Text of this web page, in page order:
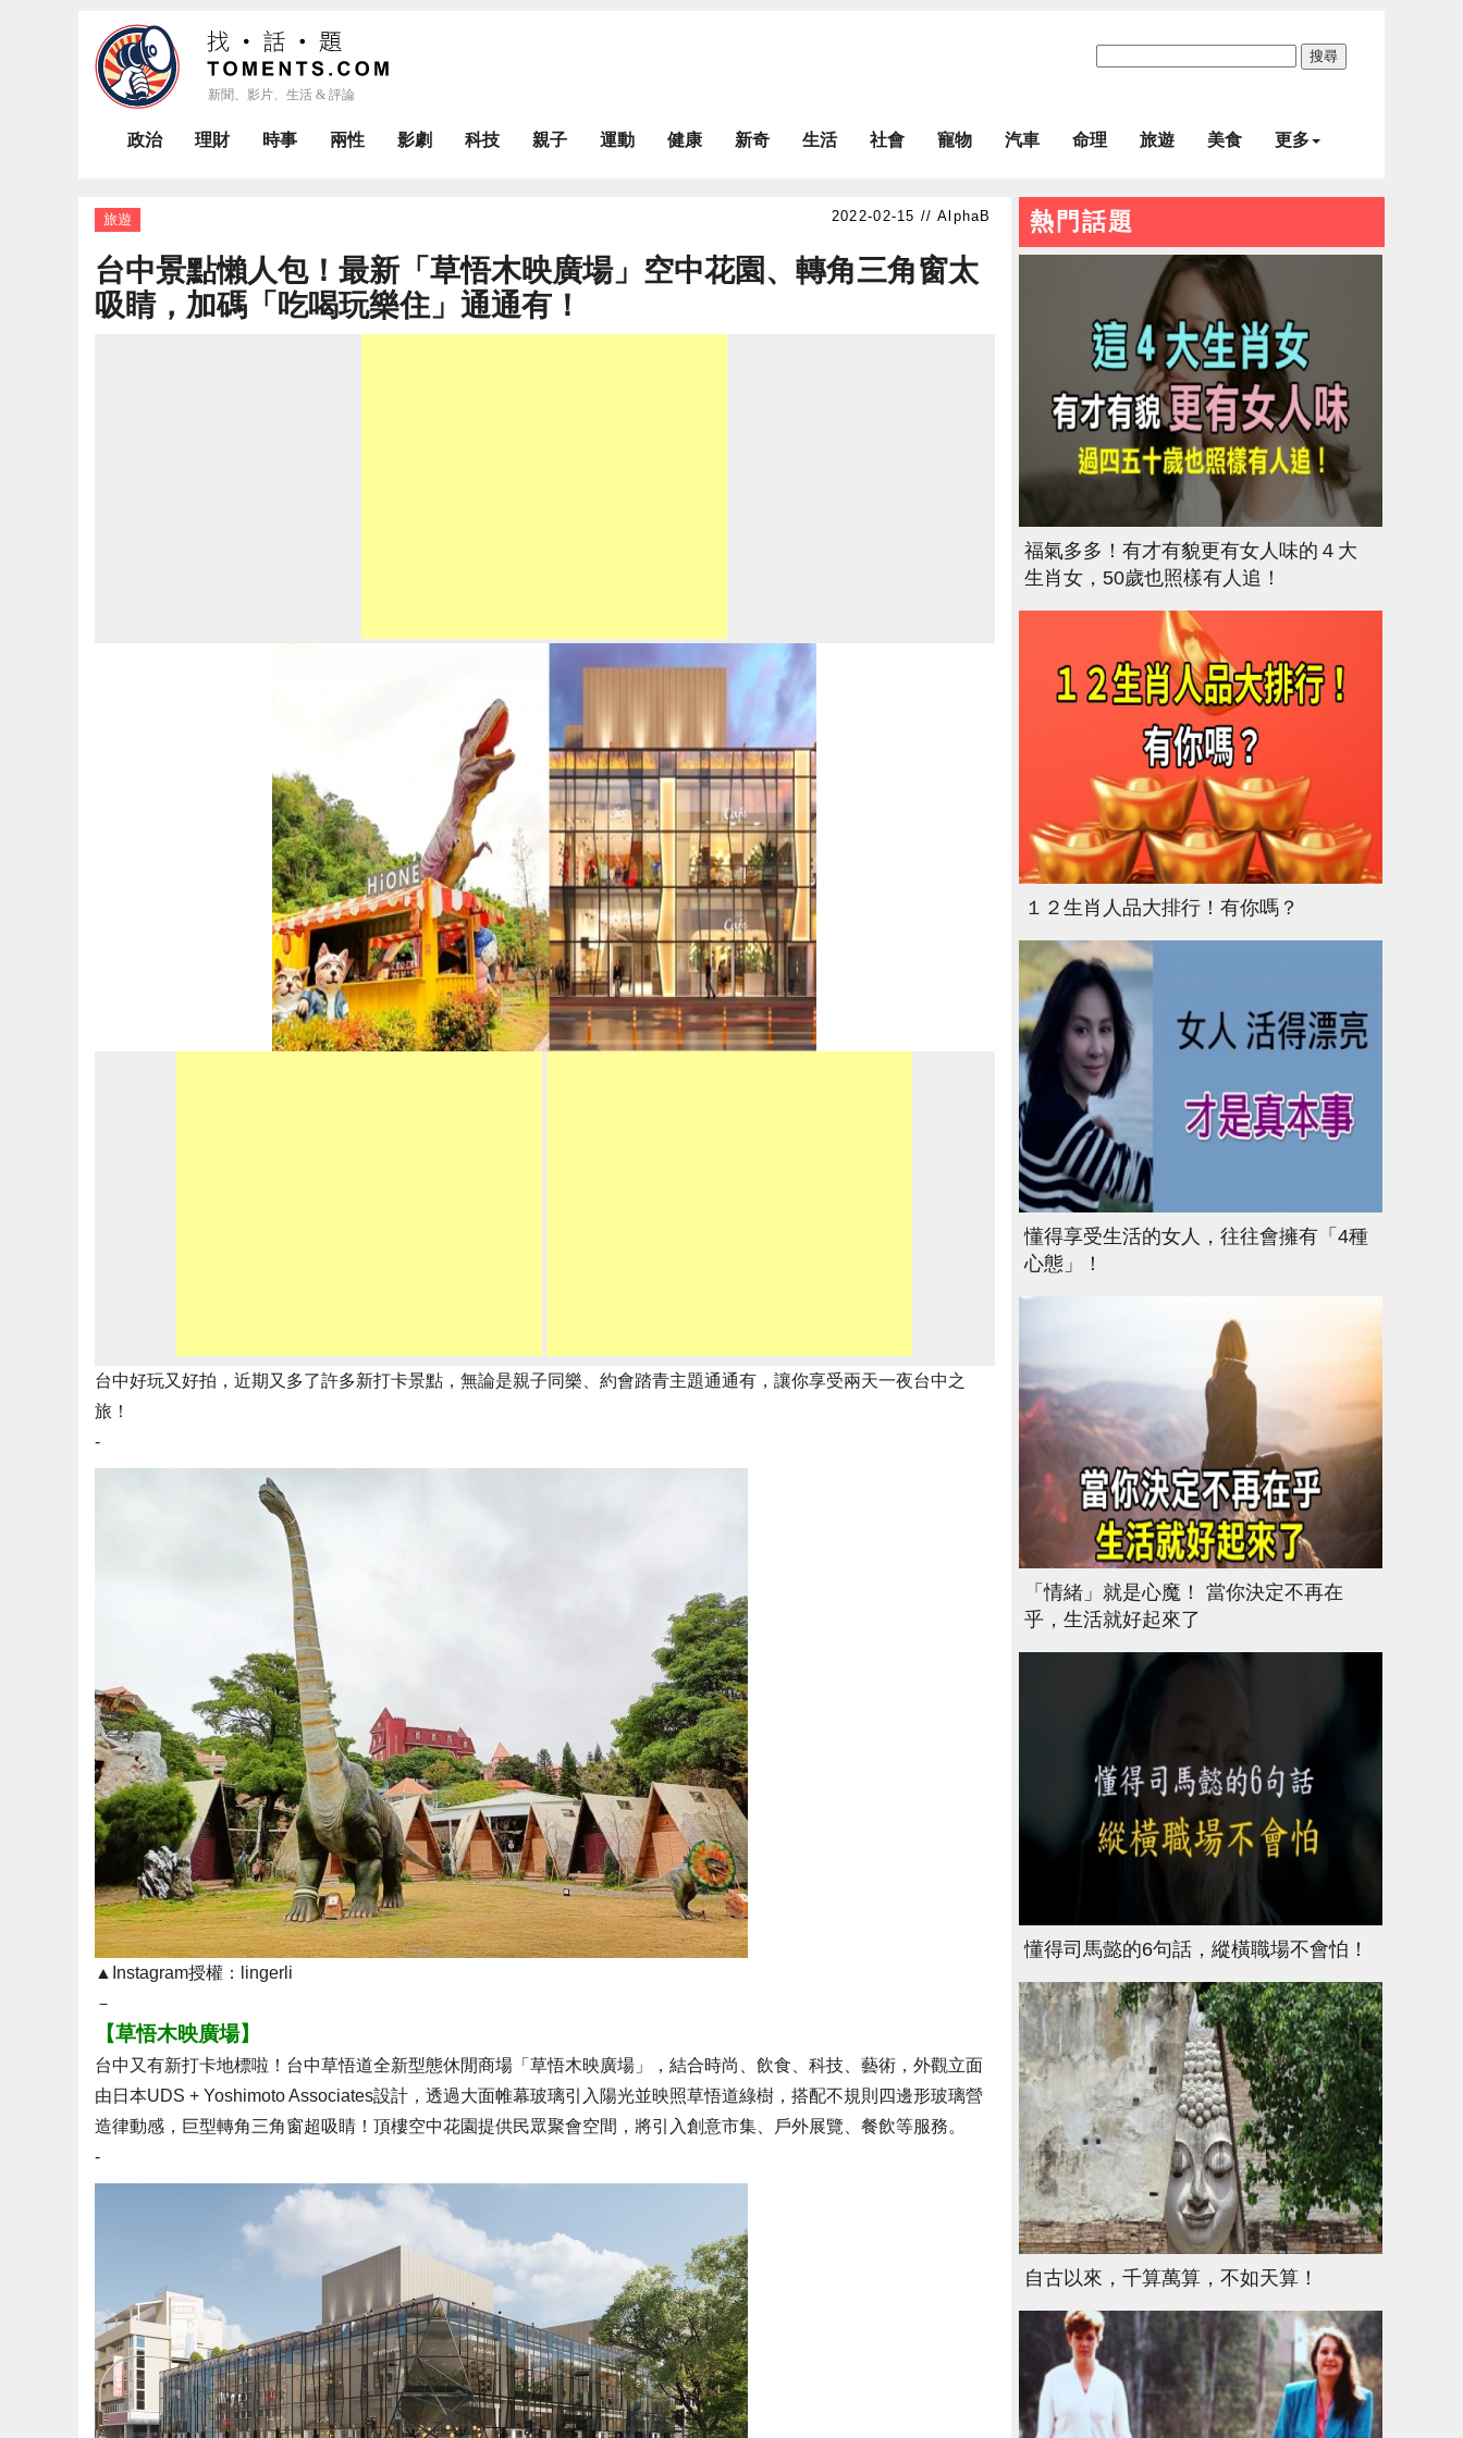
搜尋
政治 理財 時事 兩性 影劇 科技 親子 運動 健康 新奇 生活 社會 寵物 汽車 命理 旅遊 美食 更多
旅遊 AlphaB
台中景點懶人包！最新「草悟木映廣場」空中花園、轉角三角窗太
吸睛，加碼「吃喝玩樂住」通通有！
台中好玩又好拍，近期又多了許多新打卡景點，無論是親子同樂、約會踏青主題通通有，讓你享受兩天一夜台中之
旅！
-
▲Instagram授權：lingerli
－
【草悟木映廣場】
台中又有新打卡地標啦！台中草悟道全新型態休閒商場「草悟木映廣場」，結合時尚、飲食、科技、藝術，外觀立面
由日本UDS + Yoshimoto Associates設計，透過大面帷幕玻璃引入陽光並映照草悟道綠樹，搭配不規則四邊形玻璃營
造律動感，巨型轉角三角窗超吸睛！頂樓空中花園提供民眾聚會空間，將引入創意市集、戶外展覽、餐飲等服務。
-
熱門話題
福氣多多！有才有貌更有女人味的４大
生肖女，50歲也照樣有人追！
１２生肖人品大排行！有你嗎？
懂得享受生活的女人，往往會擁有「4種
心態」！
「情緒」就是心魔！ 當你決定不再在
乎，生活就好起來了
懂得司馬懿的6句話，縱橫職場不會怕！
自古以來，千算萬算，不如天算！